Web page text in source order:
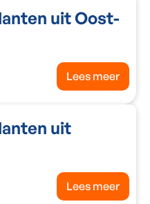
uit Oost-
Lees meer
uit
Lees meer